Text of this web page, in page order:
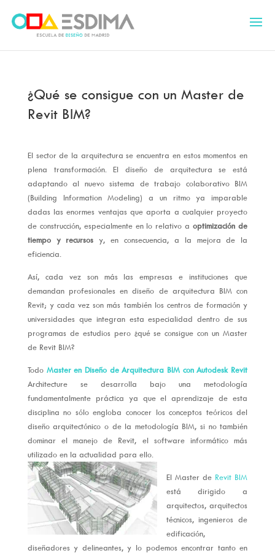
¿Qué se consigue con un Master de
Revit BIM?
El sector de la arquitectura se encuentra en estos momentos en
plena transformación. El diseño de arquitectura se está
adaptando al nuevo sistema de trabajo colaborativo BIM
(Building Information Modeling) a un ritmo ya imparable
dadas las enormes ventajas que aporta a cualquier proyecto
de construcción, especialmente en lo relativo a optimización de
tiempo y recursos y, en consecuencia, a la mejora de la
eficiencia.
Así, cada vez son más las empresas e instituciones que
demandan profesionales en diseño de arquitectura BIM con
Revit; y cada vez son más también los centros de formación y
universidades que integran esta especialidad dentro de sus
programas de estudios pero ¿qué se consigue con un Master
de Revit BIM?
TodoMaster en Diseño de Arquitectura BIM con Autodesk Revit
Architecture se desarrolla bajo una metodología
fundamentalmente práctica ya que el aprendizaje de esta
disciplina no sólo engloba conocer los conceptos teóricos del
diseño arquitectónico o de la metodología BIM, si no también
dominar el manejo de Revit, el software informático más
utilizado en la actualidad para ello.
El Master de Revit BIM
está dirigido a
arquitectos, arquitectos
técnicos, ingenieros de
edificación,
diseñadores y delineantes, y lo podemos encontrar tanto en